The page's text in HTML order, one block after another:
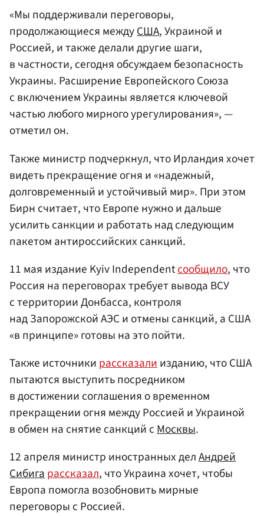
«Мы поддерживали переговоры,
продолжающиеся междуСША, Украиной и
Россией, и также делали другие шаги,
в частности, сегодня обсуждаем безопасность
Украины. Расширение Европейского Союза
с включением Украины является ключевой
частью любого мирного урегулирования», —
отметил он.
Также министр подчеркнул, что Ирландия хочет
видеть прекращение огня и «надежный,
долговременный и устойчивый мир». При этом
Бирн считает, что Европе нужно и дальше
усилить санкции и работать над следующим
пакетом антироссийских санкций.
11 мая издание Kyiv Independentсообщило, что
Россия на переговорах требует вывода ВСУ
с территории Донбасса, контроля
над Запорожской АЭС и отмены санкций, а США
«в принципе» готовы на это пойти.
Также источники рассказалиизданию, что США
пытаются выступить посредником
в достижении соглашения о временном
прекращении огня между Россией и Украиной
в обмен на снятие санкций сМосквы.
12 апреля министр иностранных делАндрей
Сибигарассказал, что Украина хочет, чтобы
Европа помогла возобновить мирные
переговоры с Россией.